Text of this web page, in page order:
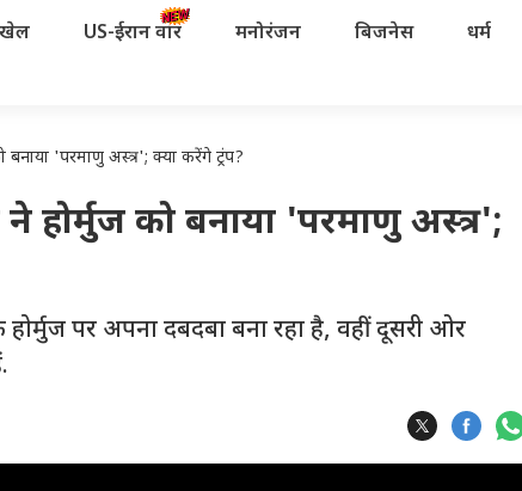
खेल US-ईरान वॉर मनोरंजन बिजनेस धर्म
'परमाणु अस्त्र'; क्या करेंगे ट्रंप?
को बनाया 'परमाणु अस्त्र';
पर अपना दबदबा बना रहा है, वहीं दूसरी ओर